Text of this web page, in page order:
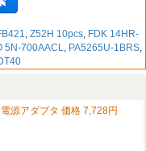
, Z52H 10pcs, FDK 14HR-
5N-700AACL, PA5265U-1BRS,
源アダプタ 価格 7,728円